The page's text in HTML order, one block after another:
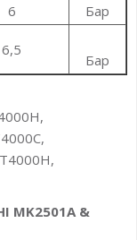
6
Бар
6,5
Бар
MK2501A &